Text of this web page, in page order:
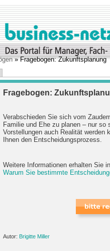
» Fragebogen: Zukunftsplanung
Fragebogen:
Verabschieden Sie sich vom
Familie und Ehe zu planen – nur so
Vorstellungen auch Realität werden
Ihnen den Entscheidungsprozess.
Weitere Informationen erhalten Sie
Warum Sie bestimmte
Autor: Brigitte Miller